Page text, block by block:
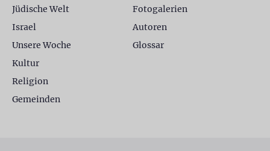
Jüdische Welt
Israel
Unsere Woche
Kultur
Religion
Gemeinden
Fotogalerien
Autoren
Glossar